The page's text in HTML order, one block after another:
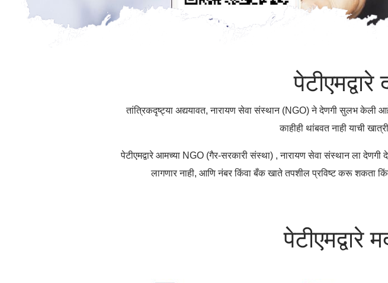
तांत्रिकदृष्ट्या अद्ययावत, नारायण सेवा संस्थान (NGO) ने देणगी सुलभ केली
काहीही थांबवत नाही याची
पेटीएमद्वारे आमच्या NGO (गैर-सरकारी संस्था) , नारायण सेवा संस्थान ला
लागणार नाही, आणि नंबर किंवा बँक खाते तपशील प्रविष्ट करू
पेटीएमद्वारे